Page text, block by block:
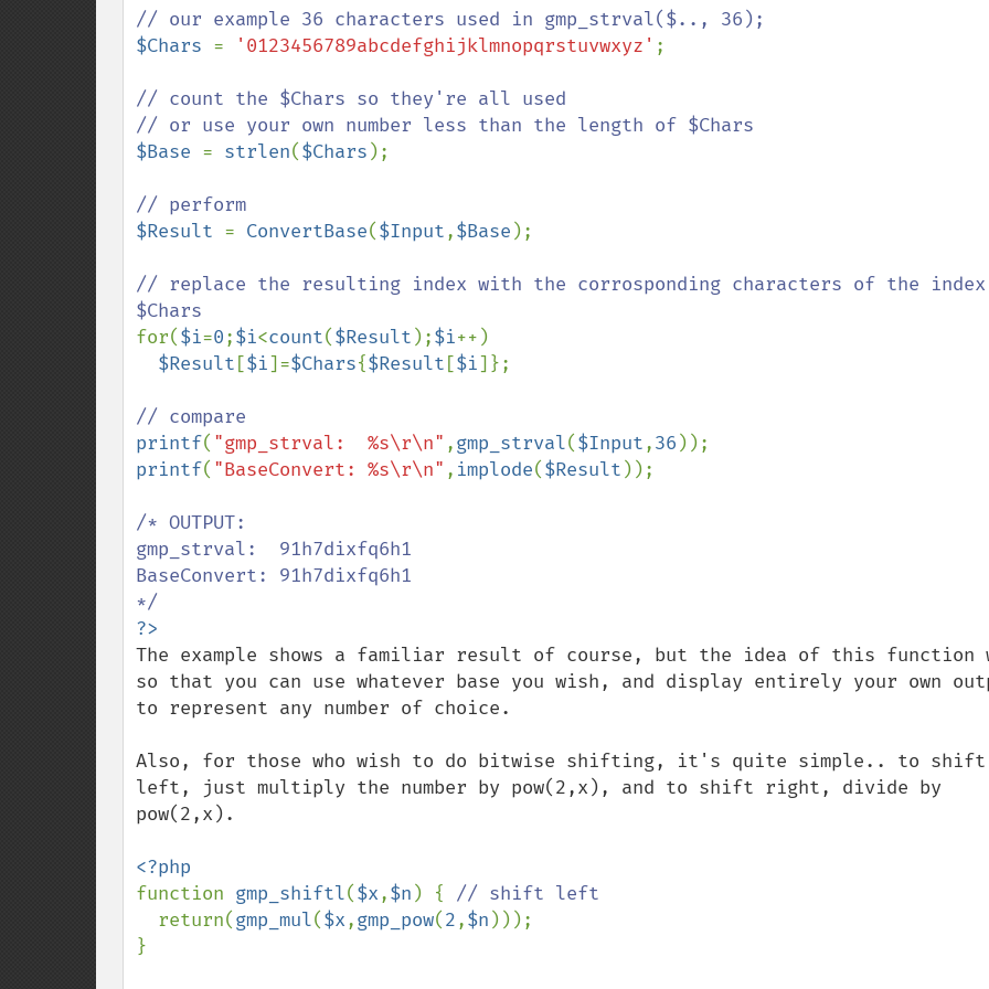
$Chars = '0123456789abcdefghijklmnopqrstuvwxyz' ;
// count the $Chars so they're all used
$Base = strlen($Chars );
$Result = ConvertBase($Input,$Base );
// replace the resulting index with the corrosponding characters of the
for($i=0;$i<count($Result );$i++)
$Result [$i]=$Chars{$Result [$i]};
printf( "gmp_strval:  %s\r\n" ,gmp_strval($Input,36
printf( "BaseConvert: %s\r\n" , implode($Result ));
/* OUTPUT:
gmp_strval:  91h7dixfq6h1
BaseConvert: 91h7dixfq6h1
The example shows a familiar result of course, but the idea of this function
so that you can use whatever base you wish, and display entirely your own
to represent any number of choice.
Also, for those who wish to do bitwise shifting, it's quite simple.. to shift
left, just multiply the number by pow(2,x), and to shift right, divide by
pow(2,x).
function gmp_shiftl($x,$n ) { // shift left
return(gmp_mul($x,gmp_pow(2,$n )));
}